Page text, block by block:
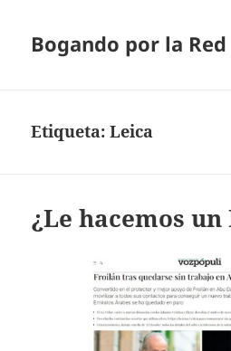
Bogando por la Red
Etiqueta:Leica
¿Le hacemos un